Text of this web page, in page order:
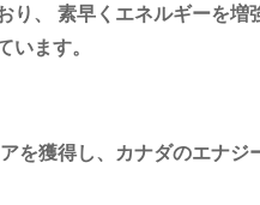
り、 素早くエネルギーを
ます。
を獲得し、カナダのエナジ